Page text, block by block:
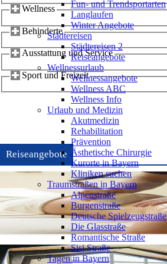
Wellness
Behinderte
Ausstattung und Service
Sport und Freizeit
Reiseangebote
Fun- und Trendsportarten
Langlaufen
Winter Angebote
Städtereisen
Städtereisen 2
Reiseangebote
Wellnessurlaub
Wellnessangebote
Wellness ABC
Wellness Info
Urlaub und Medizin
Akutmedizin
Rehabilitation
Prävention
Ästhetische Chirurgie
Kurorte in Bayern
Kliniken suchen
Traumstraßen in Bayern
Alpenstraße
Burgenstraße
Deutsche Spielzeugstraße
Die Glasstraße
Romantische Straße
Sisi Straße
Tagen in Bayern